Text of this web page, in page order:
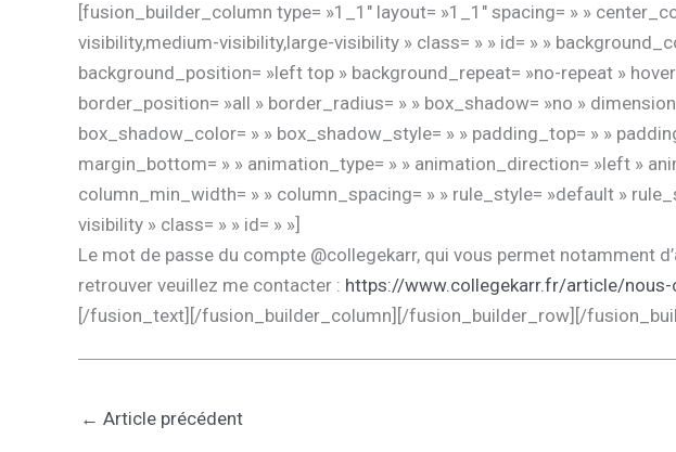
[fusion_builder_column type= »1_1″ layout= »1_1″ spacing= » »
visibility,medium-visibility,large-visibility » class= » » id= » »
background_position= »left top » background_repeat= »no-repeat »
border_position= »all » border_radius= » » box_shadow= »no »
box_shadow_color= » » box_shadow_style= » » padding_top= » »
margin_bottom= » » animation_type= » » animation_direction= »left »
column_min_width= » » column_spacing= » » rule_style= »default »
visibility » class= » » id= » »]
Le mot de passe du compte @collegekarr, qui vous permet notamment
retrouver veuillez me contacter : https://www.collegekarr.fr/article/
[/fusion_text][/fusion_builder_column][/fusion_builder_row][/
← Article précédent